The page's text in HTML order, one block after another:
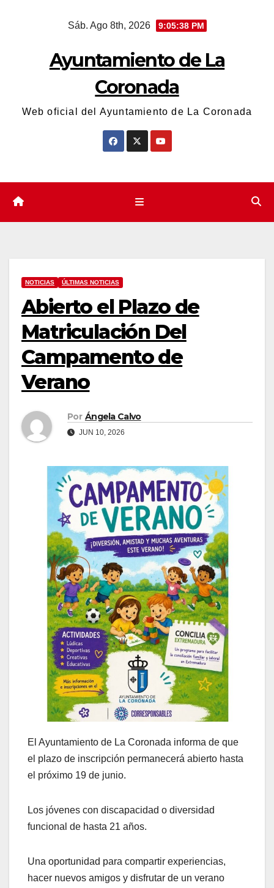
Sáb. Ago 8th, 2026 9:05:39 PM
Ayuntamiento de La
Coronada
Web oficial del Ayuntamiento de La Coronada
NOTICIAS ÚLTIMAS NOTICIAS
Abierto el Plazo de
Matriculación Del
Campamento de
Verano
Por Ángela Calvo
JUN 10, 2026
El Ayuntamiento de La Coronada informa de que
el plazo de inscripción permanecerá abierto hasta
el próximo 19 de junio.
Los jóvenes con discapacidad o diversidad
funcional de hasta 21 años.
Una oportunidad para compartir experiencias,
hacer nuevos amigos y disfrutar de un verano